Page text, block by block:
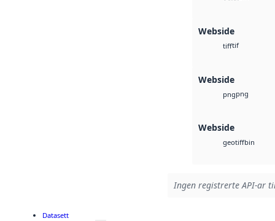
Webside
tifftif
Webside
pngpng
Webside
geotiffbin
Ingen registrerte API-ar
Datasett